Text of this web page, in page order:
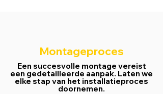
Montageproces
Een succesvolle montage vereist
een gedetailleerde aanpak. Laten we
elke stap van het installatieproces
doornemen.